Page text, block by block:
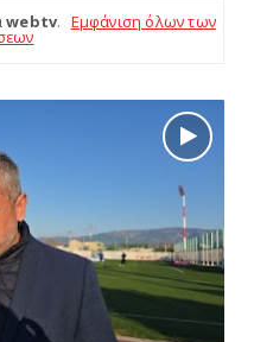
webtv. Εμφάνιση όλων των